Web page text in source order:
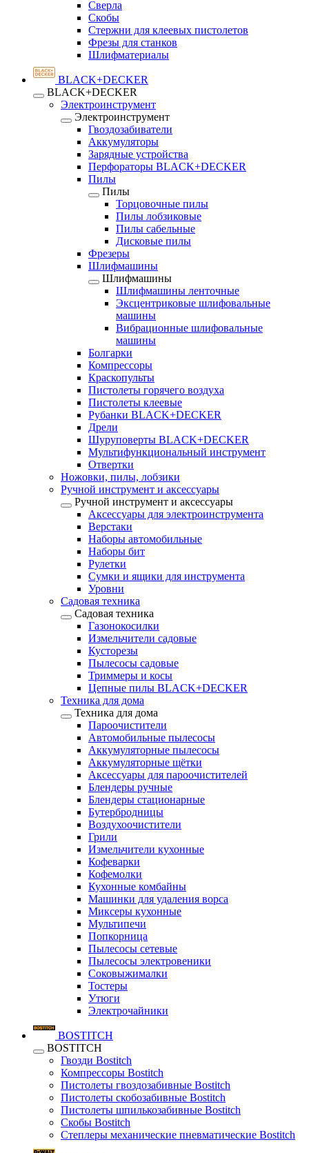
Сверла
Скобы
Стержни для клеевых пистолетов
Фрезы для станков
Шлифматериалы
BLACK+DECKER
BLACK+DECKER
Электроинструмент
Электроинструмент
Гвоздозабиватели
Аккумуляторы
Зарядные устройства
Перфораторы BLACK+DECKER
Пилы
Пилы
Торцовочные пилы
Пилы лобзиковые
Пилы сабельные
Дисковые пилы
Фрезеры
Шлифмашины
Шлифмашины
Шлифмашины ленточные
Эксцентриковые шлифовальные
машины
Вибрационные шлифовальные
машины
Болгарки
Компрессоры
Краскопульты
Пистолеты горячего воздуха
Пистолеты клеевые
Рубанки BLACK+DECKER
Дрели
Шуруповерты BLACK+DECKER
Мультифункциональный инструмент
Отвертки
Ножовки, пилы, лобзики
Ручной инструмент и аксессуары
Ручной инструмент и аксессуары
Аксессуары для электроинструмента
Верстаки
Наборы автомобильные
Наборы бит
Рулетки
Сумки и ящики для инструмента
Уровни
Садовая техника
Садовая техника
Газонокосилки
Измельчители садовые
Кусторезы
Пылесосы садовые
Триммеры и косы
Цепные пилы BLACK+DECKER
Техника для дома
Техника для дома
Пароочистители
Автомобильные пылесосы
Аккумуляторные пылесосы
Аккумуляторные щётки
Аксессуары для пароочистителей
Блендеры ручные
Блендеры стационарные
Бутербродницы
Воздухоочистители
Грили
Измельчители кухонные
Кофеварки
Кофемолки
Кухонные комбайны
Машинки для удаления ворса
Миксеры кухонные
Мультипечи
Попкорница
Пылесосы сетевые
Пылесосы электровеники
Соковыжималки
Тостеры
Утюги
Электрочайники
BOSTITCH
BOSTITCH
Гвозди Bostitch
Компрессоры Bostitch
Пистолеты гвоздозабивные Bostitch
Пистолеты скобозабивные Bostitch
Пистолеты шпилькозабивные Bostitch
Скобы Bostitch
Степлеры механические пневматические Bostitch